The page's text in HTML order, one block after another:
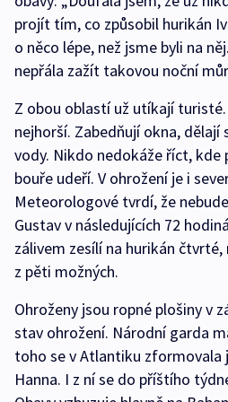
projít tím, co způsobil hurikán
o něco lépe, než jsme byli na
nepřála zažít takovou noční
Z obou oblastí už utíkají
nejhorší. Zabedňují okna, dělají
vody. Nikdo nedokáže říct, kde
bouře udeří. V ohrožení je i
Meteorologové tvrdí, že
Gustav v následujících 72
zálivem zesílí na hurikán
z pěti možných.
Ohroženy jsou ropné plošiny v
stav ohrožení. Národní garda
toho se v Atlantiku zformovala
Hanna. I z ní se do příštího